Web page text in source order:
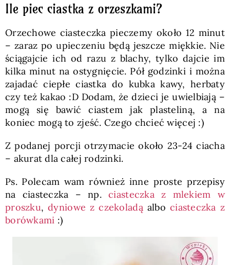
Ile piec ciastka z orzeszkami?
Orzechowe ciasteczka pieczemy około 12 minut
– zaraz po upieczeniu będą jeszcze miękkie. Nie
ściągajcie ich od razu z blachy, tylko dajcie im
kilka minut na ostygnięcie. Pół godzinki i można
zajadać ciepłe ciastka do kubka kawy, herbaty
czy też kakao :D Dodam, że dzieci je uwielbiają –
mogą się bawić ciastem jak plasteliną, a na
koniec mogą to zjeść. Czego chcieć więcej :)
Z podanej porcji otrzymacie około 23-24 ciacha
– akurat dla całej rodzinki.
Ps. Polecam wam również inne proste przepisy
na ciasteczka – np.ciasteczka z mlekiem w
proszku,dyniowe z czekoladąalbo ciasteczka z
borówkami :)